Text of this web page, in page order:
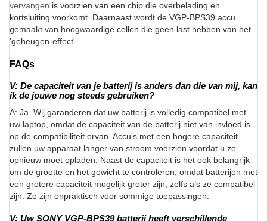
vervangen is voorzien van een chip die overbelading en
kortsluiting voorkomt. Daarnaast wordt de VGP-BPS39 accu
gemaakt van hoogwaardige cellen die geen last hebben van het
'geheugen-effect'.
FAQs
V: De capaciteit van je batterij is anders dan die van mij, kan
ik de jouwe nog steeds gebruiken?
A: Ja. Wij garanderen dat uw batterij is volledig compatibel met
uw laptop, omdat de capaciteit van de batterij niet van invloed is
op de compatibiliteit ervan. Accu's met een hogere capaciteit
zullen uw apparaat langer van stroom voorzien voordat u ze
opnieuw moet opladen. Naast de capaciteit is het ook belangrijk
om de grootte en het gewicht te controleren, omdat batterijen met
een grotere capaciteit mogelijk groter zijn, zelfs als ze compatibel
zijn. Ze zijn onpraktisch voor sommige toepassingen.
V: Uw SONY VGP-BPS39 batterij heeft verschillende